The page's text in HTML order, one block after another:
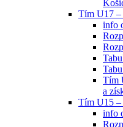
Tím U17 –
info
Tím
a
Tím U15 –
info